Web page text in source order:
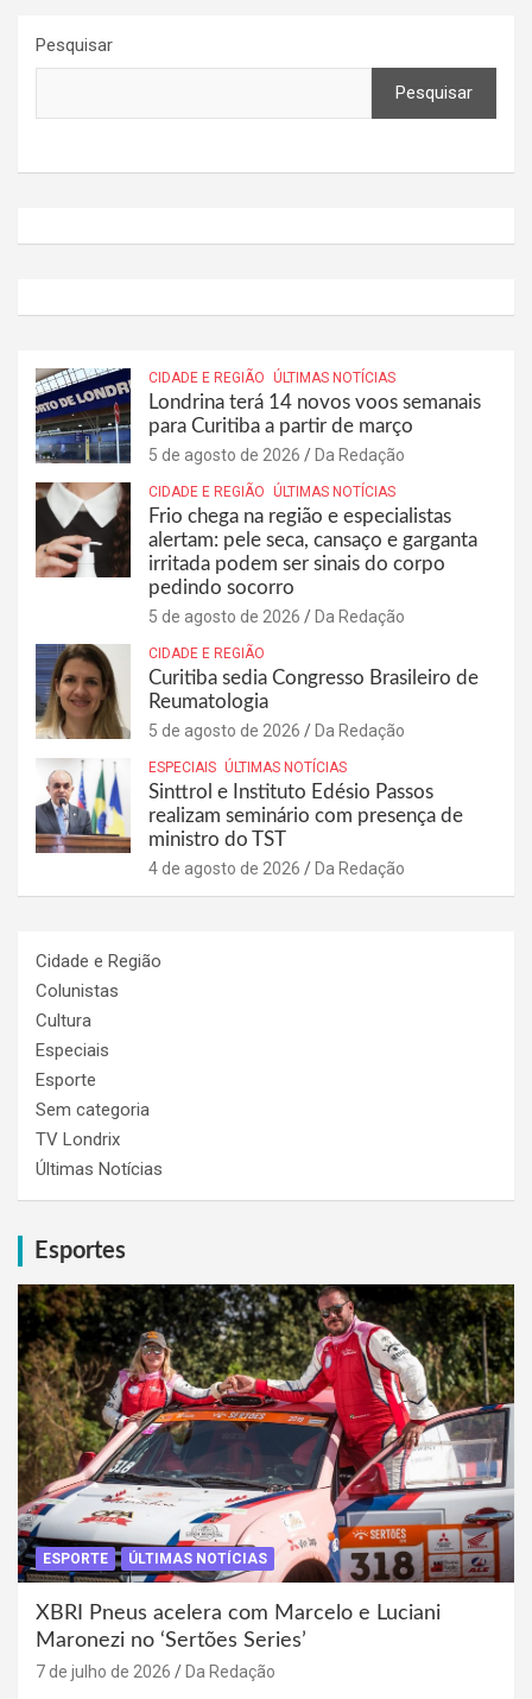
Pesquisar
Pesquisar
CIDADE E REGIÃO ÚLTIMAS NOTÍCIAS
Londrina terá 14 novos voos semanais
para Curitiba a partir de março
5 de agosto de 2026 Da Redação
CIDADE E REGIÃO ÚLTIMAS NOTÍCIAS
Frio chega na região e especialistas
alertam: pele seca, cansaço e garganta
irritada podem ser sinais do corpo
pedindo socorro
5 de agosto de 2026 Da Redação
CIDADE E REGIÃO
Curitiba sedia Congresso Brasileiro de
Reumatologia
5 de agosto de 2026 Da Redação
ESPECIAIS ÚLTIMAS NOTÍCIAS
Sinttrol e Instituto Edésio Passos
realizam seminário com presença de
ministro do TST
4 de agosto de 2026 Da Redação
Cidade e Região
Colunistas
Cultura
Especiais
Esporte
Sem categoria
TV Londrix
Últimas Notícias
Esportes
ESPORTE ÚLTIMAS NOTÍCIAS
XBRI Pneus acelera com Marcelo e Luciani
Maronezi no ‘Sertões Series’
7 de julho de 2026 Da Redação